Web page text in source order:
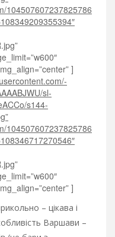
104507607237825786
]
sl-
s144-
104507607237825786
]
– цікава і
Варшави –